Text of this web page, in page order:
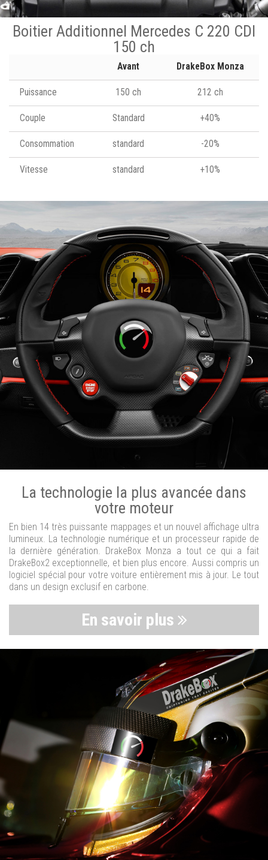
Boitier Additionnel Mercedes C 220 CDI
150 ch
Avant DrakeBox Monza
Puissance 150 ch 212 ch
Couple Standard +40%
Consommation standard -20%
Vitesse standard +10%
La technologie la plus avancée dans
votre moteur
En bien 14 très puissante mappages et un nouvel affichage ultra
lumineux. La technologie numérique et un processeur rapide de
la dernière génération. DrakeBox Monza a tout ce qui a fait
DrakeBox2 exceptionnelle, et bien plus encore. Aussi compris un
logiciel spécial pour votre voiture entièrement mis à jour. Le tout
dans un design exclusif en carbone.
En savoir plus